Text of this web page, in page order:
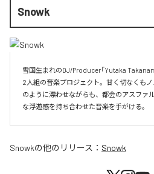
Snowk
雪国生まれのDJ/Producer「Yutaka
2人組の音楽プロジェクト。甘く切なくもノ
のように漂わせながらも、都会のアスファ
な浮遊感を持ち合わせた音楽を手がける。
Snowkの他のリリース： Snowk